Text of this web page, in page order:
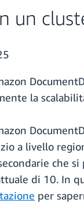
un
la
a livello
che
di 10. In
per